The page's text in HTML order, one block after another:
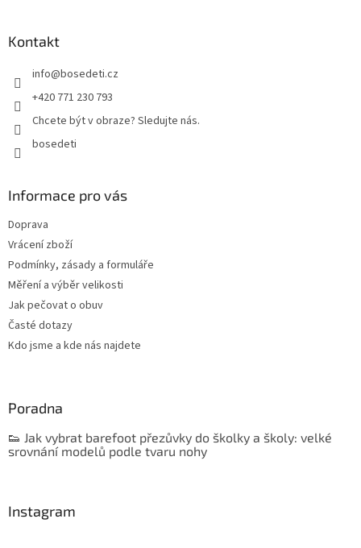
Kontakt
info@bosedeti.cz
+420 771 230 793
Chcete být v obraze? Sledujte nás.
bosedeti
Informace pro vás
Doprava
Vrácení zboží
Podmínky, zásady a formuláře
Měření a výběr velikosti
Jak pečovat o obuv
Časté dotazy
Kdo jsme a kde nás najdete
Poradna
👟 Jak vybrat barefoot přezůvky do školky a školy: velké
srovnání modelů podle tvaru nohy
Instagram